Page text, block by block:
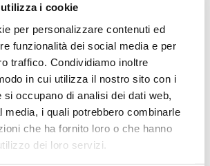
i cookie
per personalizzare contenuti ed
funzionalità dei social media e per
traffico. Condividiamo inoltre
in cui utilizza il nostro sito con i
occupano di analisi dei dati web,
media, i quali potrebbero combinarle
che ha fornito loro o che hanno
dei loro servizi.